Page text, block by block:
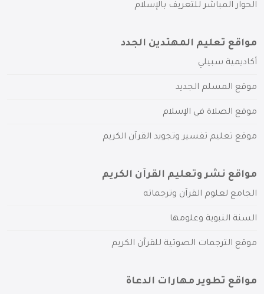
الحوار المباشر للتعريف بالإسلام
مواقع تعليم المهتدين الجدد
أكاديمية سبيلي
موقع المسلم الجديد
موقع الصلاة في الإسلام
موقع تعليم تفسير وتجويد القرآن الكريم
مواقع نشر وتعليم القرآن الكريم
الجامع لعلوم القرآن وترجماته
السنة النبوية وعلومها
موقع الترجمات الصوتية للقرآن الكريم
مواقع تطوير مهارات الدعاة